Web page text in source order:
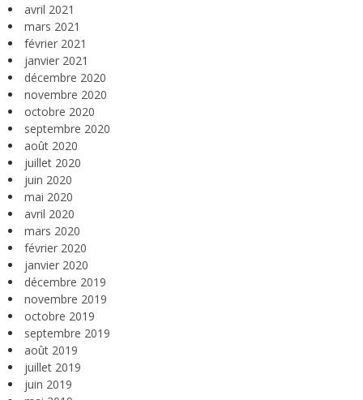
avril 2021
mars 2021
février 2021
janvier 2021
décembre 2020
novembre 2020
octobre 2020
septembre 2020
août 2020
juillet 2020
juin 2020
mai 2020
avril 2020
mars 2020
février 2020
janvier 2020
décembre 2019
novembre 2019
octobre 2019
septembre 2019
août 2019
juillet 2019
juin 2019